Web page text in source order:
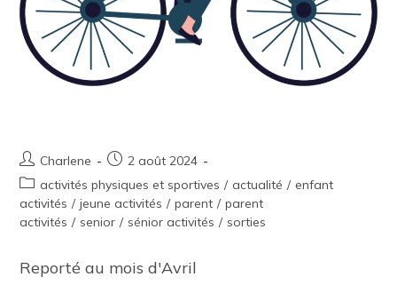
Charlene
2 août 2024
activités physiques et sportives / actualité / enfant
activités / jeune activités / parent / parent
activités / senior / sénior activités / sorties
Reporté au mois d'Avril